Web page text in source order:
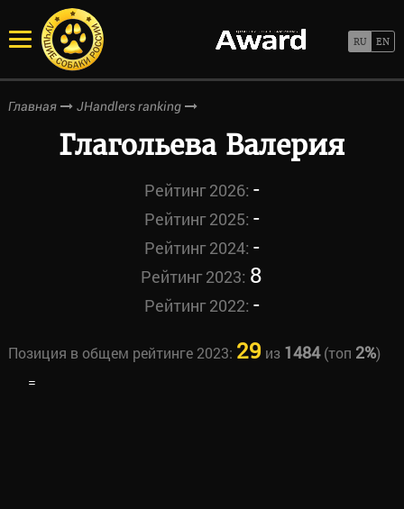
Главная JHandlers ranking
Глагольева Валерия
Рейтинг 2026: -
Рейтинг 2025: -
Рейтинг 2024: -
Рейтинг 2023: 8
Рейтинг 2022: -
Позиция в общем рейтинге 2023: 29 из 1484(топ 2%)
=